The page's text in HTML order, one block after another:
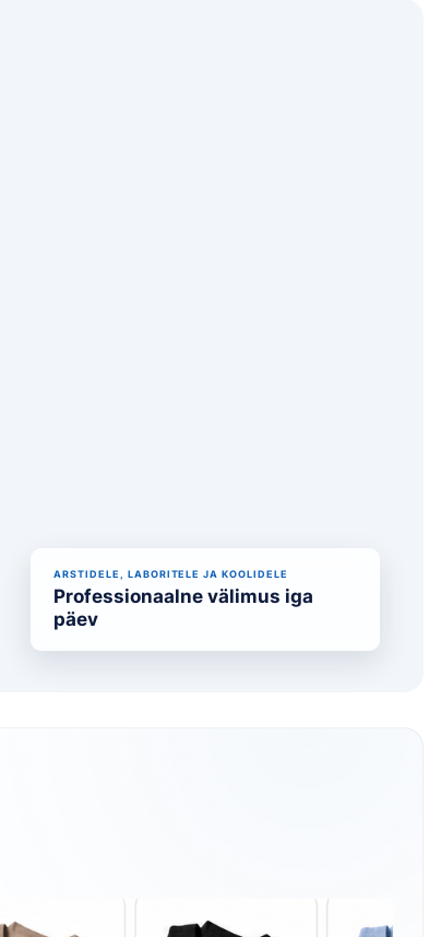
ARSTIDELE, LABORITELE JA KOOLIDELE
Professionaalne välimus iga
päev